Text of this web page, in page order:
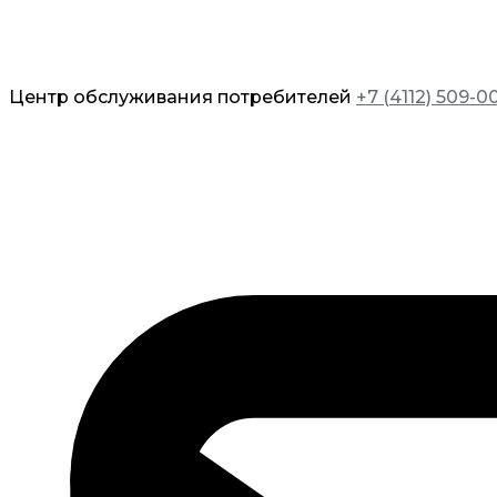
Центр обслуживания потребителей +7 (4112) 509-